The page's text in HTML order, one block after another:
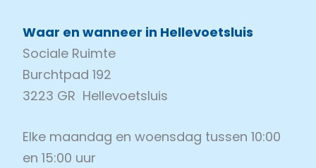
Waar en wanneer in Hellevoetsluis
Sociale Ruimte
Burchtpad 192
3223 GR Hellevoetsluis
Elke maandag en woensdag tussen 10:00
en 15:00 uur